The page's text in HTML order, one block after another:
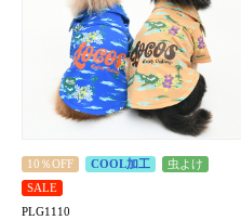
10％OFF COOL加工
虫よけ
SALE
PLG1110